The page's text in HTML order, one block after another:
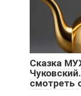
Сказка
смотреть